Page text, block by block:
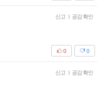
신고 | 공감 확인
0
0
신고 | 공감 확인